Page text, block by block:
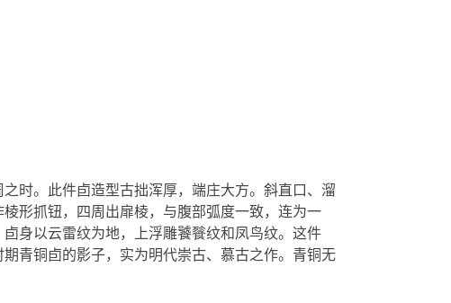
时。此件卣造型古拙浑厚，端庄大方。斜直口、溜
形抓钮，四周出扉棱，与腹部弧度一致，连为一
身以云雷纹为地，上浮雕饕餮纹和凤鸟纹。这件
青铜卣的影子，实为明代崇古、慕古之作。青铜无